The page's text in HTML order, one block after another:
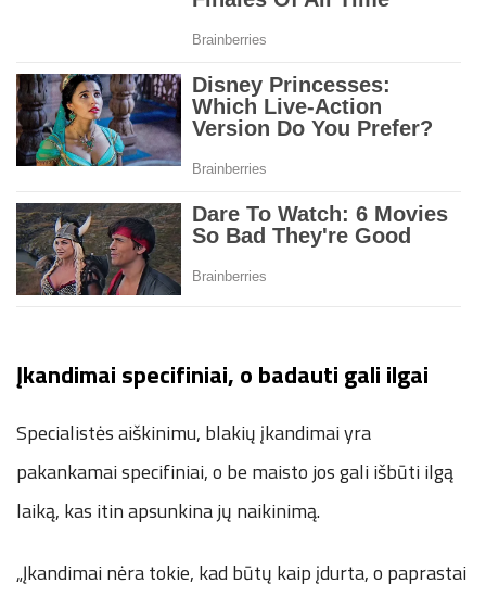
Įkandimai specifiniai, o badauti gali ilgai
Specialistės aiškinimu, blakių įkandimai yra
pakankamai specifiniai, o be maisto jos gali išbūti ilgą
laiką, kas itin apsunkina jų naikinimą.
„Įkandimai nėra tokie, kad būtų kaip įdurta, o paprastai